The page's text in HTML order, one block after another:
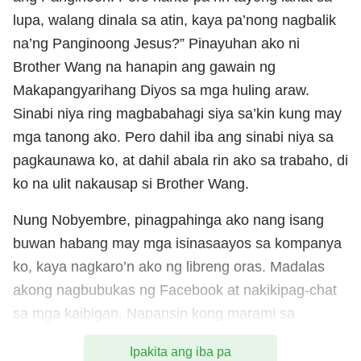
lupa, walang dinala sa atin, kaya pa’nong nagbalik
na’ng Panginoong Jesus?” Pinayuhan ako ni
Brother Wang na hanapin ang gawain ng
Makapangyarihang Diyos sa mga huling araw.
Sinabi niya ring magbabahagi siya sa’kin kung may
mga tanong ako. Pero dahil iba ang sinabi niya sa
pagkaunawa ko, at dahil abala rin ako sa trabaho, di
ko na ulit nakausap si Brother Wang.
Nung Nobyembre, pinagpahinga ako nang isang
buwan habang may mga isinasaayos sa kompanya
ko, kaya nagkaro’n ako ng libreng oras. Madalas
akong nagbubukas ng Facebook at nakikipag-chat
sa mga kaibigan. Napansin kong marami sa
kanilang nagpo-post ng mga pelikula, video, at
Ipakita ang iba pa